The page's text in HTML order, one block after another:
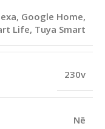
, Google Home,
Life, Tuya Smart
230v
Nē